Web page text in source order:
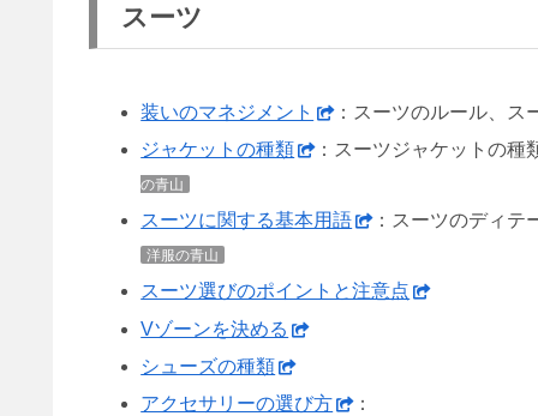
スーツ
装いのマネジメント
：スーツのルール、ス
ジャケットの種類
：スーツジャケットの種
の青山
スーツに関する基本用語 ：スーツのディテ
洋服の青山
スーツ選びのポイントと注意点
Vゾーンを決める
シューズの種類
アクセサリーの選び方
：